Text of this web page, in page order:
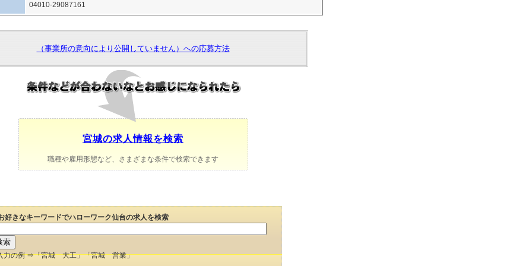
04010-29087161
（事業所の意向により公開していません）への応募方法
宮城の求人情報を検索
職種や雇用形態など、さまざまな条件で検索できます
好きなキーワードでハローワーク仙台の求人を検索
力の例 ⇒「宮城 大工」「宮城 営業」